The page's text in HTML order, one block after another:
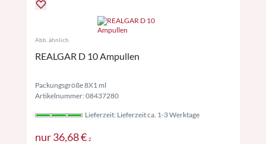
Abb. ähnlich
REALGAR D 10 Ampullen
Packungsgröße 8X1 ml
Artikelnummer: 08437280
Lieferzeit: Lieferzeit ca. 1-3 Werktage
nur36,68 € 2Preise inkl. MwSt. ggf. zzgl. Versand